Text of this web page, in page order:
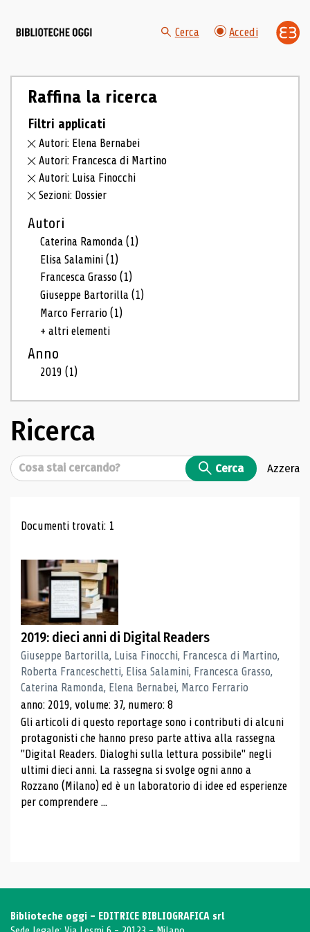
Cerca Accedi
Raffina la ricerca
Filtri applicati
Autori: Elena Bernabei
Autori: Francesca di Martino
Autori: Luisa Finocchi
Sezioni: Dossier
Autori
Caterina Ramonda(1)
Elisa Salamini(1)
Francesca Grasso(1)
Giuseppe Bartorilla(1)
Marco Ferrario(1)
+ altri elementi
Anno
2019(1)
Ricerca
Cerca Cerca Azzera
Risultati di ricerca
Documenti trovati: 1
2019: dieci anni di Digital Readers
Giuseppe Bartorilla, Luisa Finocchi, Francesca di Martino,
Roberta Franceschetti, Elisa Salamini, Francesca Grasso,
Caterina Ramonda, Elena Bernabei, Marco Ferrario
anno: 2019, volume: 37, numero: 8
Gli articoli di questo reportage sono i contributi di alcuni
protagonisti che hanno preso parte attiva alla rassegna
"Digital Readers. Dialoghi sulla lettura possibile" negli
ultimi dieci anni. La rassegna si svolge ogni anno a
Rozzano (Milano) ed è un laboratorio di idee ed esperienze
per comprendere ...
Biblioteche oggi - EDITRICE BIBLIOGRAFICA srl